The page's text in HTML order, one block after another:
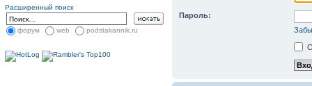
Расширенный поиск
форум web podstakannik.ru
Пароль: